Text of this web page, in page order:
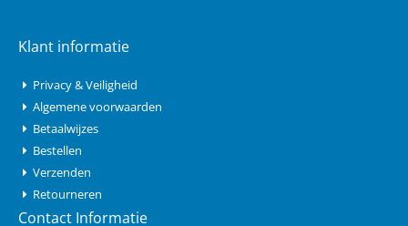
Klant informatie
Privacy & Veiligheid
Algemene voorwaarden
Betaalwijzes
Bestellen
Verzenden
Retourneren
Contact Informatie